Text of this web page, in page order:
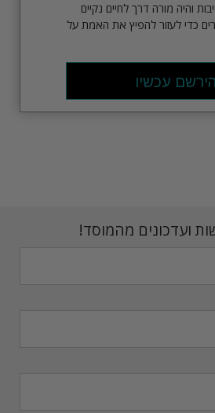
והיה מורה דרך לחיים נקיים
כדי לעזור להפיץ את האמת על
הירשם עכשיו
ועדכונים מהמוסד!